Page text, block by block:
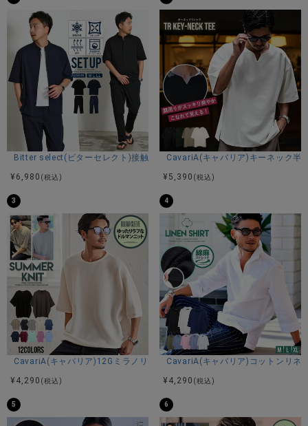
Lサイズ着用
スタッフC(173cm/60kg)
体型：細身
普段着用サイズ：M
Mサイズ着用
商品説明
BITTER STORE(ビターストア)にChampion【チャンピオ
しました。
環境に配慮されたリサイクルポリエステル100%で、ストレッ
チ性、速乾性、軽量性の機能を備えた裏毛素材を使用した
TECH WEAVER（テックウィーブ） テリー フーデッドスウェ
ットシャツです。
身幅、肩幅にゆとりを持たせたリラックスフィットで、脇線
を使ったスラッシュポケット付き。
胸にはChampion（チャンピオン）ロゴのシリコンワッペン、
背中にはメッシュ素材のChampionロゴのアップリケを付けて
います。
同素材を使用したスウェットパンツ（C3-ZS201）も展開して
いるので、セットアップでの着用もオススメです。
1919年ニューヨーク州ロチェスターで、エイプ＆ウィリア
ム・フェインブルームの 2人の兄弟がニット製品の卸販売を始
Bitter select(ビターセレクト)接触冷感スーパーストレッチバンドカラー
¥ 6,980 (税込)
CavariA(キャバリア)キーネック半
¥ 5,390 (税込)
3
CavariA(キャバリア)12Gミラノリブクルーネックドルマンハーフスリー
¥ 4,290 (税込)
4
CavariA(キャバリア)コットンリネ
¥ 4,290 (税込)
5 6